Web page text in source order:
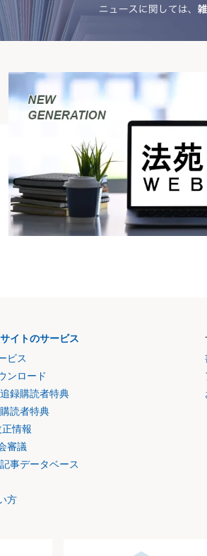
イトのサービス
ビス
ンロード
録購読者特典
読者特典
情報
審議
事データベース
方